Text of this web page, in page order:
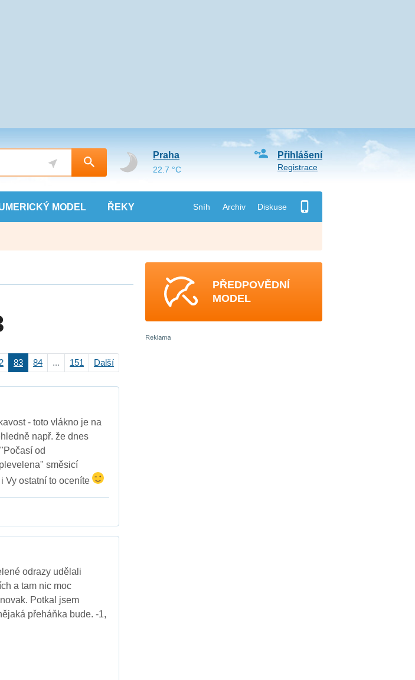
MODEL ŘEKY Sníh Archiv Diskuse
Přihlášení
Registrace
Praha
22.7 °C
83 84 ... 151 Další
- toto vlákno je na
např. že dnes
od
směsicí
Vy ostatní to oceníte
odrazy udělali
a tam nic moc
Potkal jsem
přeháňka bude. -1,
PŘEDPOVĚDNÍ
MODEL